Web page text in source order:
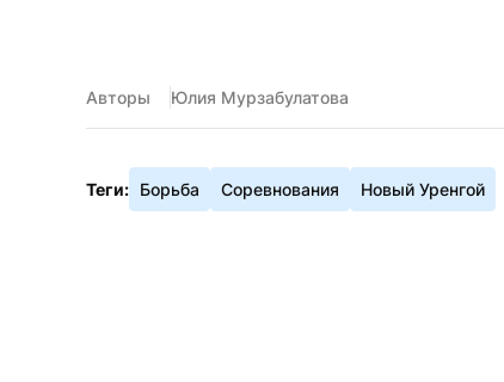
Авторы Юлия Мурзабулатова
Теги: Борьба Соревнования Новый Уренгой